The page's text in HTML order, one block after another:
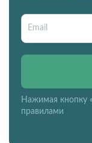
Нажимая кнопку
правилами